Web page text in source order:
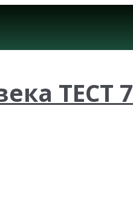
ТЕСТ 7